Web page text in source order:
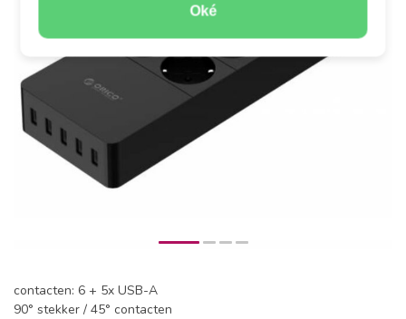
Oké
contacten: 6 + 5x USB-A
90° stekker / 45° contacten